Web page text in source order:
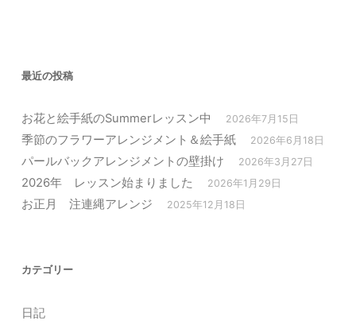
最近の投稿
お花と絵手紙のSummerレッスン中 2026年7月15日
季節のフラワーアレンジメント＆絵手紙 2026年6月18日
パールバックアレンジメントの壁掛け 2026年3月27日
2026年 レッスン始まりました 2026年1月29日
お正月 注連縄アレンジ 2025年12月18日
カテゴリー
日記